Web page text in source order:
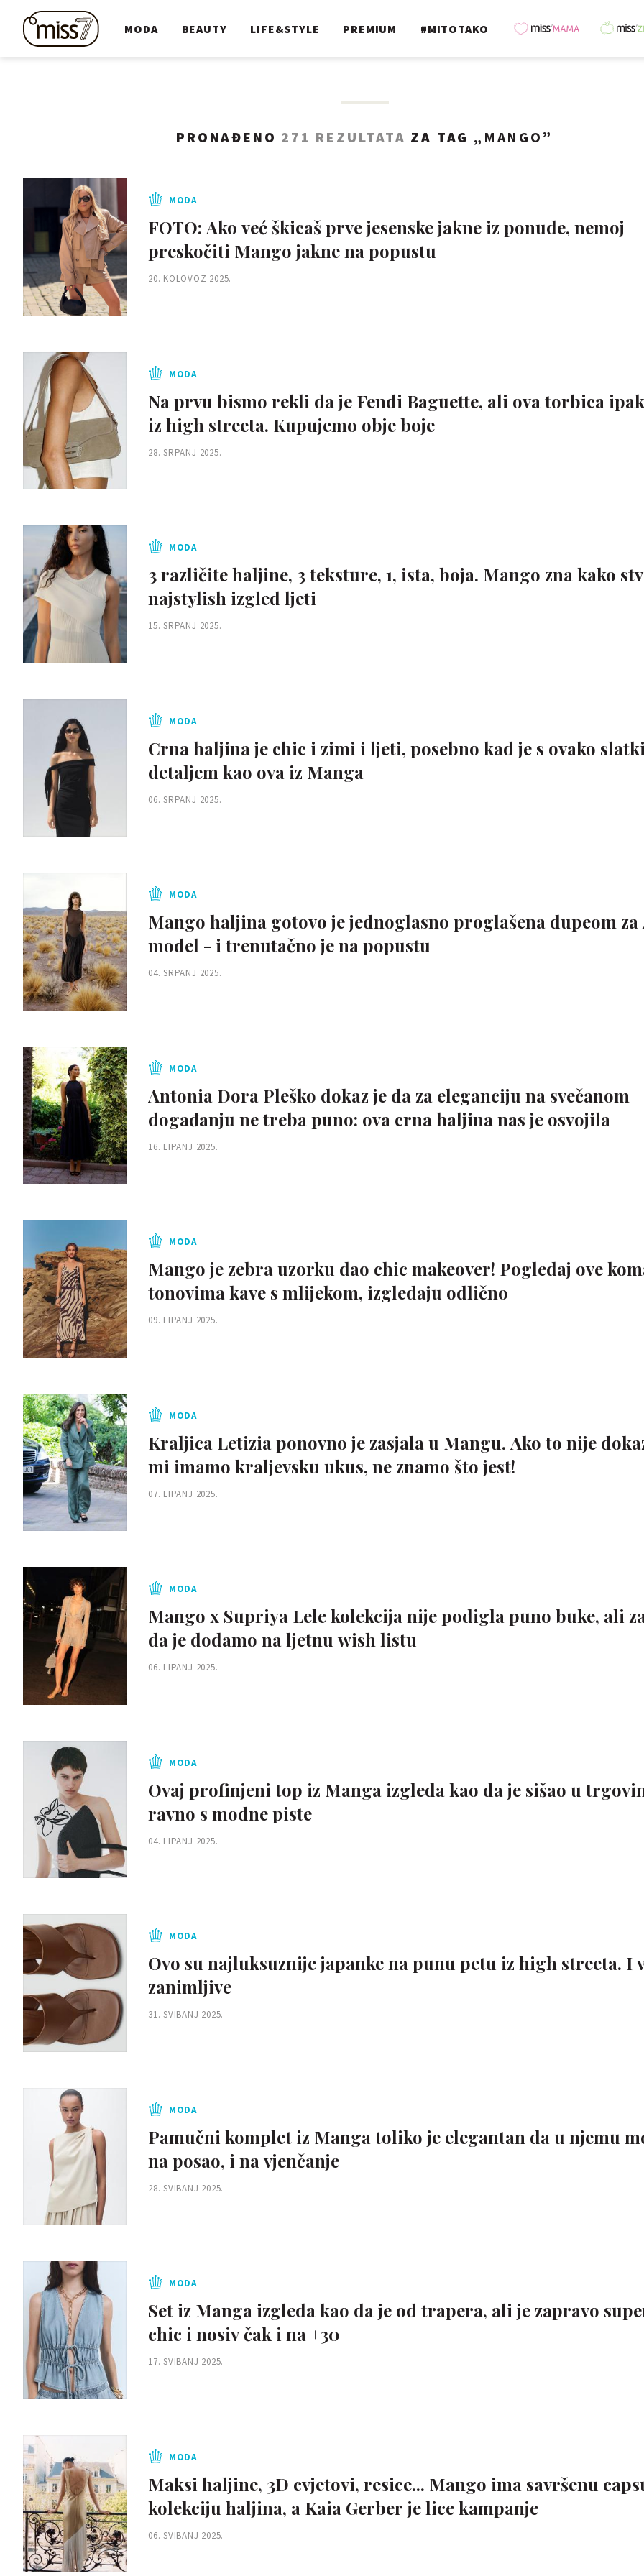
MODA BEAUTY LIFE&STYLE PREMIUM #MITOTAKO
PRONAĐENO 271 REZULTATA ZA TAG „ MANGO ”
MODA
FOTO: Ako već škicaš prve jesenske jakne iz ponude, nemoj
preskočiti Mango jakne na popustu
20. KOLOVOZ 2025.
MODA
Na prvu bismo rekli da je Fendi Baguette, ali ova torbica
iz high streeta. Kupujemo obje boje
28. SRPANJ 2025.
MODA
3 različite haljine, 3 teksture, 1, ista, boja. Mango zna kako
najstylish izgled ljeti
15. SRPANJ 2025.
MODA
Crna haljina je chic i zimi i ljeti, posebno kad je s ovako
detaljem kao ova iz Manga
06. SRPANJ 2025.
MODA
Mango haljina gotovo je jednoglasno proglašena dupeom za
model - i trenutačno je na popustu
04. SRPANJ 2025.
MODA
Antonia Dora Pleško dokaz je da za eleganciju na svečanom
događanju ne treba puno: ova crna haljina nas je osvojila
16. LIPANJ 2025.
MODA
Mango je zebra uzorku dao chic makeover! Pogledaj ove
tonovima kave s mlijekom, izgledaju odlično
09. LIPANJ 2025.
MODA
Kraljica Letizia ponovno je zasjala u Mangu. Ako to nije
mi imamo kraljevsku ukus, ne znamo što jest!
07. LIPANJ 2025.
MODA
Mango x Supriya Lele kolekcija nije podigla puno buke, ali
da je dodamo na ljetnu wish listu
06. LIPANJ 2025.
MODA
Ovaj profinjeni top iz Manga izgleda kao da je sišao u
ravno s modne piste
04. LIPANJ 2025.
MODA
Ovo su najluksuznije japanke na punu petu iz high streeta. I
zanimljive
31. SVIBANJ 2025.
MODA
Pamučni komplet iz Manga toliko je elegantan da u njemu
na posao, i na vjenčanje
28. SVIBANJ 2025.
MODA
Set iz Manga izgleda kao da je od trapera, ali je zapravo
chic i nosiv čak i na +30
17. SVIBANJ 2025.
MODA
Maksi haljine, 3D cvjetovi, resice... Mango ima savršenu
kolekciju haljina, a Kaia Gerber je lice kampanje
06. SVIBANJ 2025.